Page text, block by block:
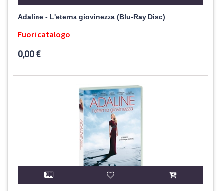
Adaline - L'eterna giovinezza (Blu-Ray Disc)
Fuori catalogo
0,00 €